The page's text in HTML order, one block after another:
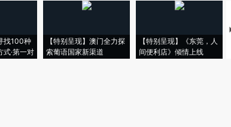
找100种
式·第一对
【特别呈现】澳门全力探
索葡语国家新渠道
【特别呈现】《东莞，人
间便利店》倾情上线